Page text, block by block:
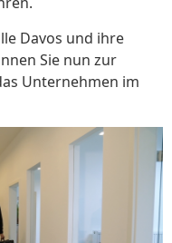
Davos und ihre
Sie nun zur
Unternehmen im